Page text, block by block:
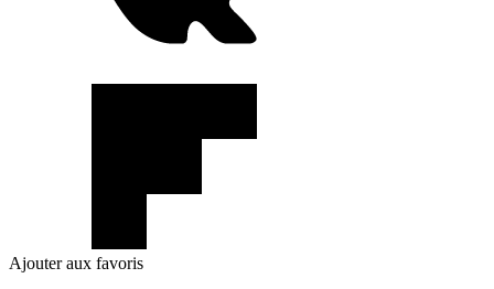
Ajouter aux favoris